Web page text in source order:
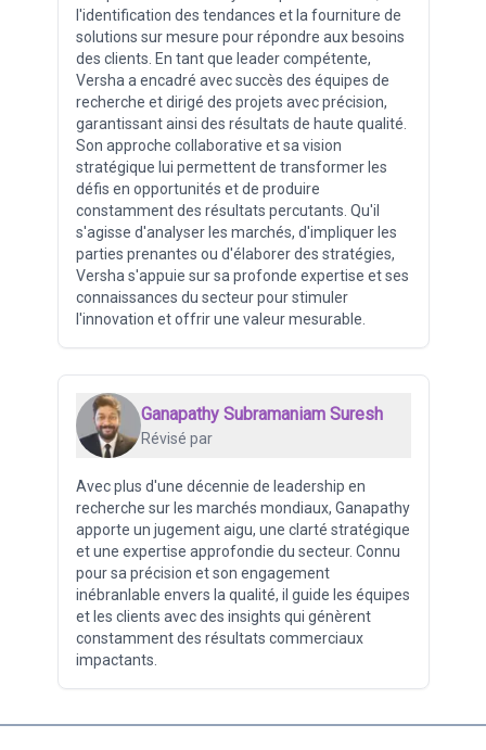
l'identification des tendances et la fourniture de
solutions sur mesure pour répondre aux besoins
des clients. En tant que leader compétente,
Versha a encadré avec succès des équipes de
recherche et dirigé des projets avec précision,
garantissant ainsi des résultats de haute qualité.
Son approche collaborative et sa vision
stratégique lui permettent de transformer les
défis en opportunités et de produire
constamment des résultats percutants. Qu'il
s'agisse d'analyser les marchés, d'impliquer les
parties prenantes ou d'élaborer des stratégies,
Versha s'appuie sur sa profonde expertise et ses
connaissances du secteur pour stimuler
l'innovation et offrir une valeur mesurable.
Ganapathy Subramaniam Suresh
Révisé par
Avec plus d'une décennie de leadership en
recherche sur les marchés mondiaux, Ganapathy
apporte un jugement aigu, une clarté stratégique
et une expertise approfondie du secteur. Connu
pour sa précision et son engagement
inébranlable envers la qualité, il guide les équipes
et les clients avec des insights qui génèrent
constamment des résultats commerciaux
impactants.